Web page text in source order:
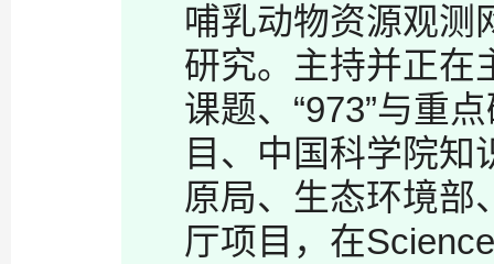
哺乳动物资源观测
研究。主持并正在
课题、“973”与重
目、中国科学院
原局、生态环境部
厅项目，在